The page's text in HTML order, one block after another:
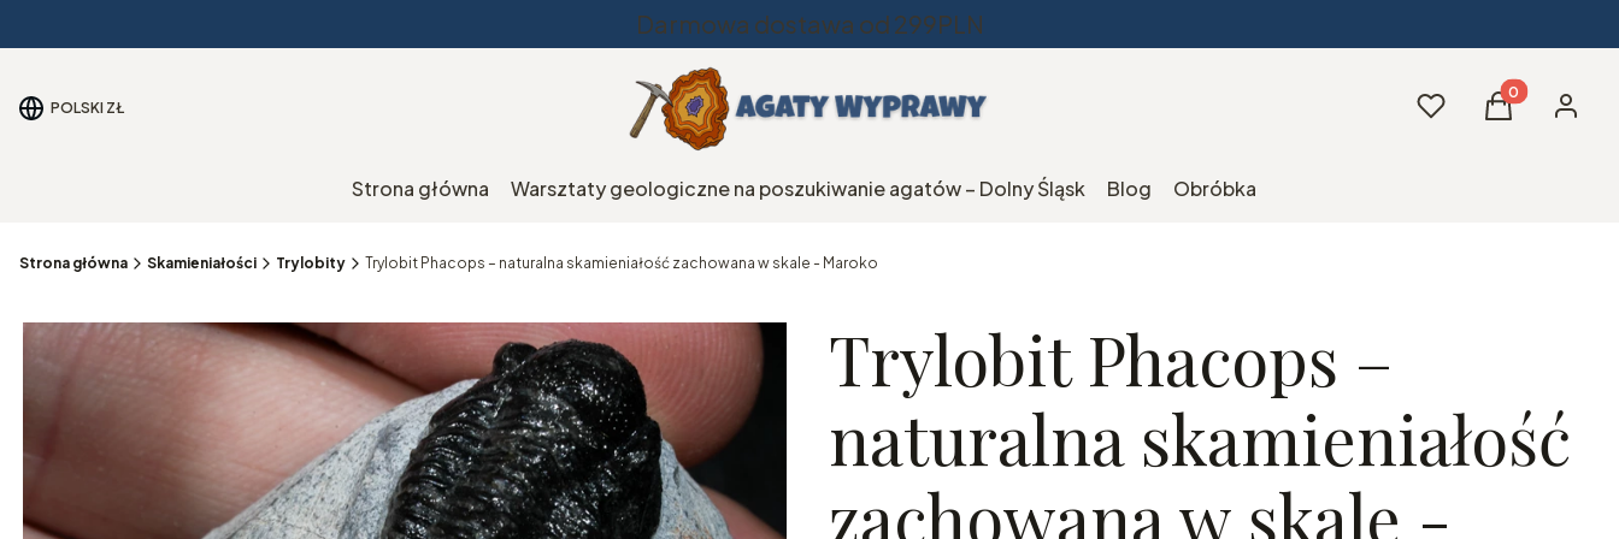
Darmowa dostawa od 299PLN
POLSKI ZŁ UlubioneProdukty w
Koszyk
Strona główna Warsztaty geologiczne na poszukiwanie agatów – Dolny Śląsk Blog Obróbka
Strona główna Skamieniałości Trylobity Trylobit Phacops – naturalna skamieniałość zachowana w skale - Maroko
Trylobit Phacops –
naturalna skamieniałość
zachowana w skale -